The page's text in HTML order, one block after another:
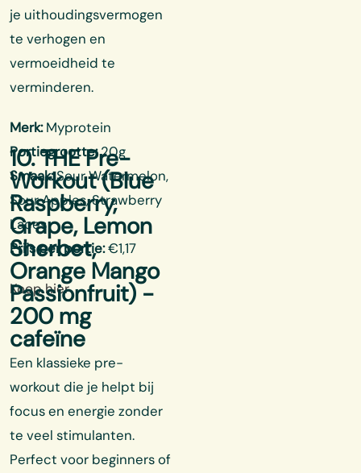
je uithoudingsvermogen
te verhogen en
vermoeidheid te
verminderen.
Merk:Myprotein
Portiegrootte:20g
Smaak:Sour Watermelon,
Sour Apples, Strawberry
Laces
Prijs per portie:€1,17
Koop hier
10. THE Pre-
Workout (Blue
Raspberry,
Grape, Lemon
Sherbet,
Orange Mango
Passionfruit) -
200 mg
cafeïne
Een klassieke pre-
workout die je helpt bij
focus en energie zonder
te veel stimulanten.
Perfect voor beginners of